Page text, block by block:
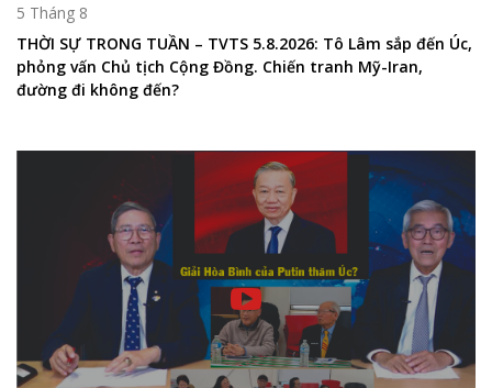
5 Tháng 8
THỜI SỰ TRONG TUẦN – TVTS 5.8.2026: Tô Lâm sắp đến Úc,
phỏng vấn Chủ tịch Cộng Đồng. Chiến tranh Mỹ-Iran,
đường đi không đến?